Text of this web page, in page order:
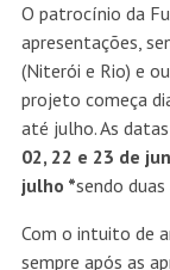
O patrocínio da
apresentações,
(Niterói e Rio) e
projeto começa
até julho. As
02, 22 e 23 de
julho *sendo
Com o intuito de
sempre após as